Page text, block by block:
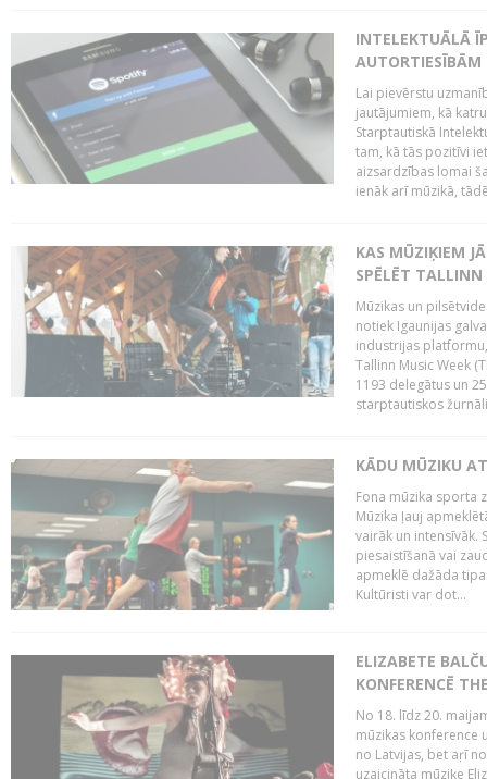
INTELEKTUĀLĀ
Lai pievērstu
jautājumiem, kā
Starptautiskā
tam, kā tās pozitīvi
aizsardzības lomai
ienāk arī mūzikā,
KAS MŪZIĶIEM
SPĒLĒT TALLINN
Mūzikas un
notiek Igaunijas
industrijas
Tallinn Music Week
1193 delegātus un
starptautiskos
KĀDU MŪZIKU
Fona mūzika sporta
Mūzika ļauj
vairāk un intensīvāk.
piesaistīšanā vai
apmeklē dažāda
Kultūristi var dot...
ELIZABETE
KONFERENCĒ
No 18. līdz 20.
mūzikas konference
no Latvijas, bet aŗī
uzaicināta mūziķe